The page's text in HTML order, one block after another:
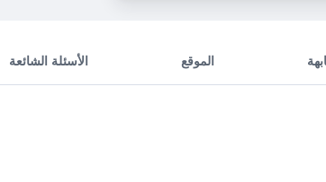
الموقع الأسئلة الشائعة